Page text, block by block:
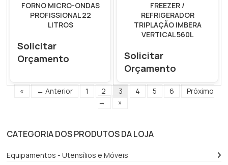
CATEGORIA DOS PRODUTOS DA LOJA
Equipamentos - Utensílios e Móveis
FORNO MICRO-ONDAS
PROFISSIONAL 22
LITROS
Solicitar
Orçamento
FREEZER /
REFRIGERADOR
TRIPLAÇÃO IMBERA
VERTICAL 560L
Solicitar
Orçamento
« ← Anterior 1 2 3 4 5 6
Próximo
→
»